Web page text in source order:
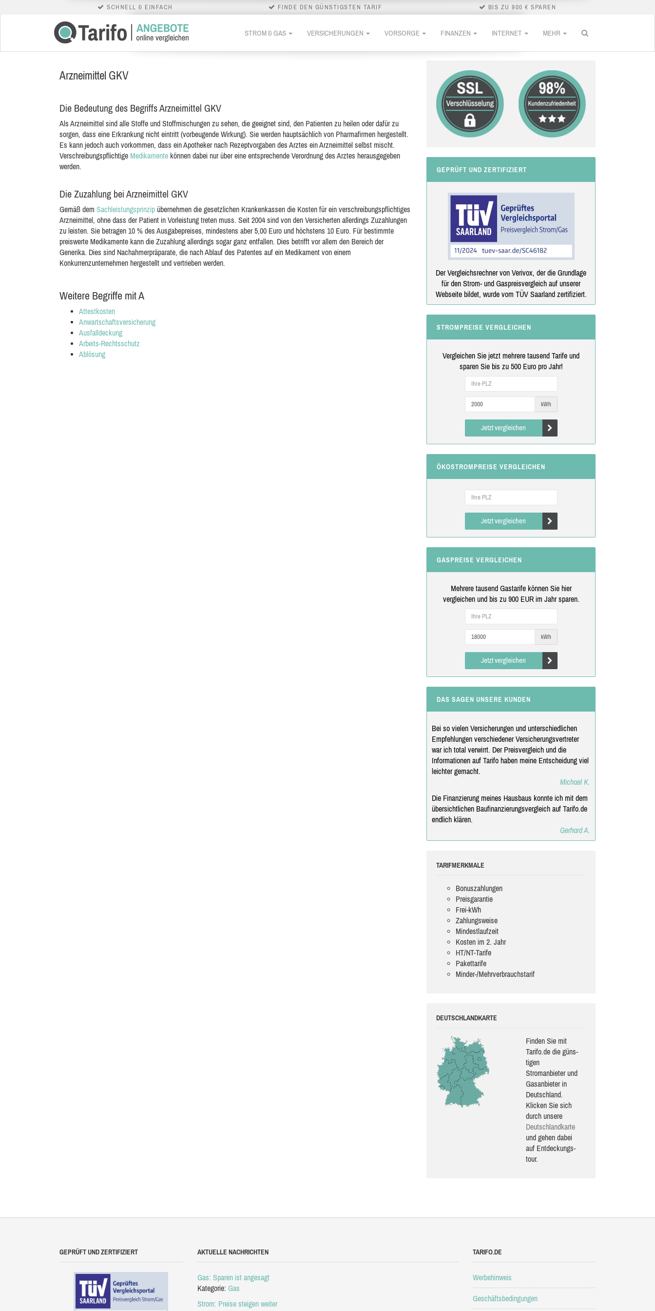
SCHNELL & EINFACH FINDE DEN GÜNSTIGSTEN TARIF BIS ZU 900 € SPAREN
STROM & GAS VERSICHERUNGEN VORSORGE FINANZEN INTERNET MEHR
Arzneimittel GKV
Die Bedeutung des Begriffs Arzneimittel GKV
Als Arzneimittel sind alle Stoffe und Stoffmischungen zu sehen, die geeignet sind, den Patienten zu heilen oder dafür zu
sorgen, dass eine Erkrankung nicht eintritt (vorbeugende Wirkung). Sie werden hauptsächlich von Pharmafirmen hergestellt.
Es kann jedoch auch vorkommen, dass ein Apotheker nach Rezeptvorgaben des Arztes ein Arzneimittel selbst mischt.
Verschreibungspflichtige Medikamente können dabei nur über eine entsprechende Verordnung des Arztes herausgegeben
werden.
Die Zuzahlung bei Arzneimittel GKV
Gemäß dem Sachleistungsprinzip übernehmen die gesetzlichen Krankenkassen die Kosten für ein verschreibungspflichtiges
Arzneimittel, ohne dass der Patient in Vorleistung treten muss. Seit 2004 sind von den Versicherten allerdings Zuzahlungen
zu leisten. Sie betragen 10 % des Ausgabepreises, mindestens aber 5,00 Euro und höchstens 10 Euro. Für bestimmte
preiswerte Medikamente kann die Zuzahlung allerdings sogar ganz entfallen. Dies betrifft vor allem den Bereich der
Generika. Dies sind Nachahmerpräparate, die nach Ablauf des Patentes auf ein Medikament von einem
Konkurrenzunternehmen hergestellt und vertrieben werden.
Weitere Begriffe mit A
Attestkosten
Anwartschaftsversicherung
Ausfalldeckung
Arbeits-Rechtsschutz
Ablösung
GEPRÜFT UND ZERTIFIZIERT
Der Vergleichsrechner von Verivox, der die Grundlage
für den Strom- und Gaspreisvergleich auf unserer
Webseite bildet, wurde vom TÜV Saarland zertifiziert.
STROMPREISE VERGLEICHEN
Vergleichen Sie jetzt mehrere tausend Tarife und
sparen Sie bis zu 500 Euro pro Jahr!
kWh
Jetzt vergleichen
ÖKOSTROMPREISE VERGLEICHEN
Jetzt vergleichen
GASPREISE VERGLEICHEN
Mehrere tausend Gastarife können Sie hier
vergleichen und bis zu 900 EUR im Jahr sparen.
kWh
Jetzt vergleichen
DAS SAGEN UNSERE KUNDEN
Bei so vielen Versicherungen und unterschiedlichen
Empfehlungen verschiedener Versicherungsvertreter
war ich total verwirrt. Der Preisvergleich und die
Informationen auf Tarifo haben meine Entscheidung viel
leichter gemacht.
Michael K.
Die Finanzierung meines Hausbaus konnte ich mit dem
übersichtlichen Baufinanzierungsvergleich auf Tarifo.de
endlich klären.
Gerhard A.
TARIFMERKMALE
Bonuszahlungen
Preisgarantie
Frei-kWh
Zahlungsweise
Mindestlaufzeit
Kosten im 2. Jahr
HT/NT-Tarife
Pakettarife
Minder-/Mehrverbrauchstarif
DEUTSCHLANDKARTE
Finden Sie mit
Tarifo.de die güns­
ti­gen
Stromanbieter und
Gasanbieter in
Deutschland.
Klicken Sie sich
durch unsere
Deutsch­land­karte
und gehen dabei
auf Ent­de­ckungs­
tour.
GEPRÜFT UND ZERTIFIZIERT AKTUELLE NACHRICHTEN
Gas: Sparen ist angesagt
Kategorie: Gas
Strom: Preise steigen weiter
TARIFO.DE
Werbehinweis
Geschäftsbedingungen